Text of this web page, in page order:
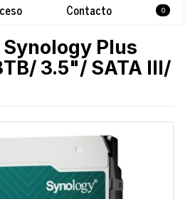
Contacto 0
Plus
3.5"/ SATA III/